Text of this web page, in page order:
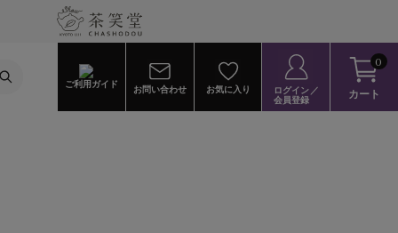
ご利用ガイド
お問い合わせ お気に入り
ログイン／
会員登録
0
カート